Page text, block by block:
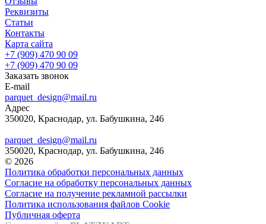
Реквизиты
Статьи
Контакты
Карта сайта
+7 (909) 470 90 09
+7 (909) 470 90 09
Заказать звонок
E-mail
parquet_design@mail.ru
Адрес
350020, Краснодар, ул. Бабушкина, 246
parquet_design@mail.ru
350020, Краснодар, ул. Бабушкина, 246
© 2026
Политика обработки персональных данных
Согласие на обработку персональных данных
Согласие на получение рекламной рассылки
Политика использования файлов Cookie
Публичная оферта